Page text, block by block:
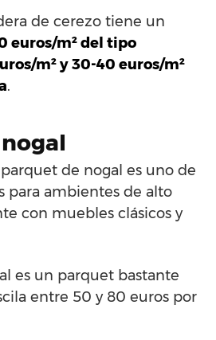
de cerezo tiene un
euros/m² del tipo
m² y 30-40 euros/m²
.
de nogal es uno de
para ambientes de alto
con muebles clásicos y
es un parquet bastante
entre 50 y 80 euros por